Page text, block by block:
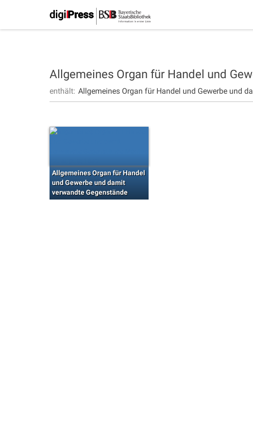
Allgemeines Organ für Handel und
enthält: Allgemeines Organ für Handel und Gewerbe und
Allgemeines Organ für Handel
und Gewerbe und damit
verwandte Gegenstände